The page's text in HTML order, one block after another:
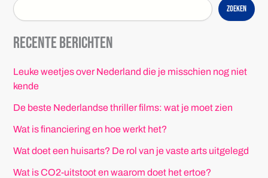
Zoeken
Recente berichten
Leuke weetjes over Nederland die je misschien nog niet
kende
De beste Nederlandse thriller films: wat je moet zien
Wat is financiering en hoe werkt het?
Wat doet een huisarts? De rol van je vaste arts uitgelegd
Wat is CO2-uitstoot en waarom doet het ertoe?